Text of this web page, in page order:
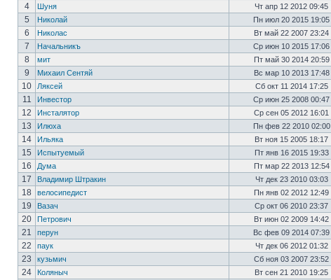
4
Шуня Чт апр 12 2012 09:45
5
Николай Пн июл 20 2015 19:05
6
Николас Вт май 22 2007 23:24
7
Начальникъ Ср июн 10 2015 17:06
8
мит Пт май 30 2014 20:59
9
Михаил Сентяй Вс мар 10 2013 17:48
10
Ляксей Сб окт 11 2014 17:25
11
Инвестор Ср июн 25 2008 00:47
12
Инсталятор Ср сен 05 2012 16:01
13
Илюха Пн фев 22 2010 02:00
14
Ильяка Вт ноя 15 2005 18:17
15
Испытуемый Пт янв 16 2015 19:33
16
Дума Пт мар 22 2013 12:54
17
Владимир Штракин Чт дек 23 2010 03:03
18
велосипедист Пн янв 02 2012 12:49
19
Вазач Ср окт 06 2010 23:37
20
Петрович Вт июн 02 2009 14:42
21
перун Вс фев 09 2014 07:39
22
паук Чт дек 06 2012 01:32
23
кузьмич Сб ноя 03 2007 23:52
24
Коляныч Вт сен 21 2010 19:25